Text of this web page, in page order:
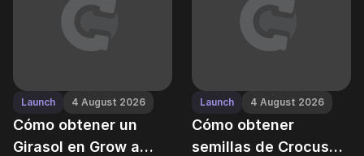
Launch 4 August 2026
Cómo obtener un
Girasol en Grow a
Launch 4 August 2026
Cómo obtener
semillas de Crocus